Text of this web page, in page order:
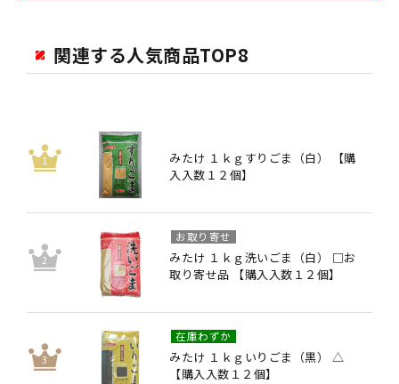
関連する人気商品TOP8
みたけ １ｋｇすりごま（白） 【購
入入数１２個】
みたけ １ｋｇ洗いごま（白） □お
取り寄せ品 【購入入数１２個】
お取り寄せ
みたけ １ｋｇいりごま（黒） △
【購入入数１２個】
在庫わずか